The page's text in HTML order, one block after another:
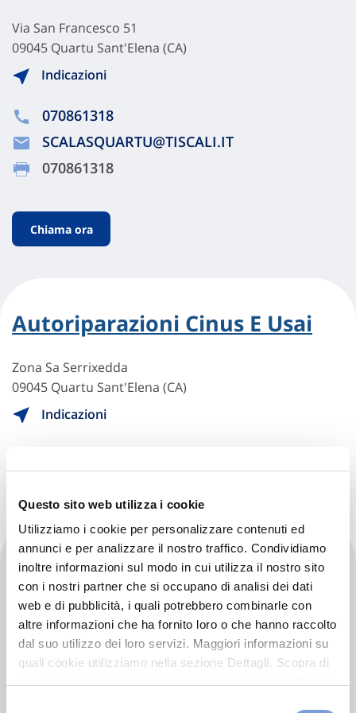
Questo sito web utilizza i cookie
Utilizziamo i cookie per personalizzare contenuti ed
annunci e per analizzare il nostro traffico. Condividiamo
inoltre informazioni sul modo in cui utilizza il nostro sito
con i nostri partner che si occupano di analisi dei dati
web e di pubblicità, i quali potrebbero combinarle con
altre informazioni che ha fornito loro o che hanno raccolto
dal suo utilizzo dei loro servizi. Maggiori informazioni su
quali cookie utilizziamo nella sezione Dettagli. Scopra di
Via San Francesco 51
09045 Quartu Sant'Elena (CA)
Indicazioni
070861318
SCALASQUARTU@TISCALI.IT
070861318
Chiama ora
Autoriparazioni Cinus E Usai
Zona Sa Serrixedda
09045 Quartu Sant'Elena (CA)
Indicazioni
Car Clinic S.r.l.
Viale Europa 15
09045 Quartu Sant'Elena (CA)
Indicazioni